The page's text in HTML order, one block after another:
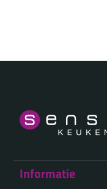
Informatie